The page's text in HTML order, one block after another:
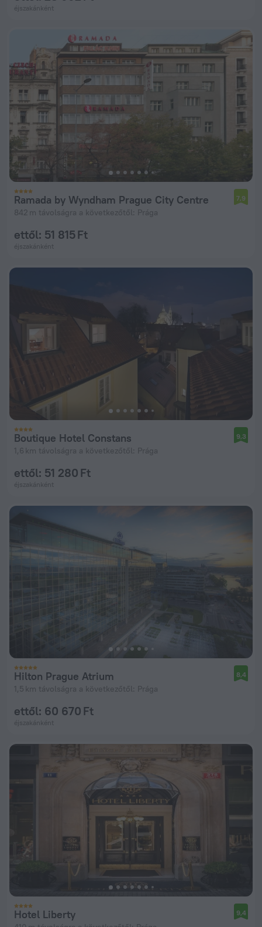
éjszakánként
Ramada by Wyndham Prague City Centre
842 m távolságra a következőtől: Prága
7,9
ettől: 51 815 Ft
éjszakánként
Boutique Hotel Constans
1,6 km távolságra a következőtől: Prága
9,3
ettől: 51 280 Ft
éjszakánként
Hilton Prague Atrium
1,5 km távolságra a következőtől: Prága
8,4
ettől: 60 670 Ft
éjszakánként
Hotel Liberty 9,4